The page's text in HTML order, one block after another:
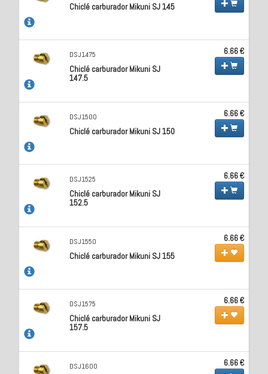
Chiclé carburador Mikuni SJ 145
DSJ1475
Chiclé carburador Mikuni SJ
147.5
6.66 €
DSJ1500
Chiclé carburador Mikuni SJ 150
6.66 €
DSJ1525
Chiclé carburador Mikuni SJ
152.5
6.66 €
DSJ1550
Chiclé carburador Mikuni SJ 155
6.66 €
DSJ1575
Chiclé carburador Mikuni SJ
157.5
6.66 €
DSJ1600 6.66 €